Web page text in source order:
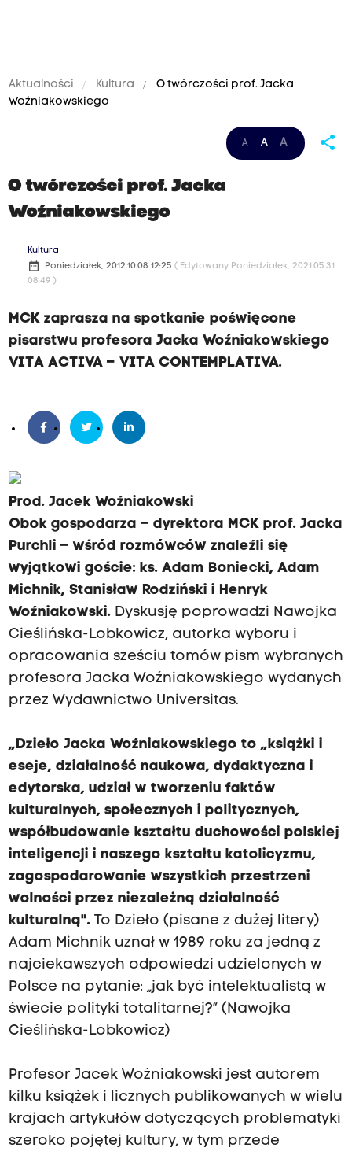
Aktualności Kultura
O twórczości prof. Jacka
Woźniakowskiego
A A A share
O twórczości prof. Jacka
Woźniakowskiego
Kultura
date_range Poniedziałek, 2012.10.08 12:25 ( Edytowany Poniedziałek, 2021.05.31
08:49 )
MCK zaprasza na spotkanie poświęcone
pisarstwu profesora Jacka Woźniakowskiego
VITA ACTIVA – VITA CONTEMPLATIVA.
Prod. Jacek Woźniakowski
Obok gospodarza – dyrektora MCK prof. Jacka
Purchli – wśród rozmówców znaleźli się
wyjątkowi goście: ks. Adam Boniecki, Adam
Michnik, Stanisław Rodziński i Henryk
Woźniakowski.Dyskusję poprowadzi Nawojka
Cieślińska-Lobkowicz, autorka wyboru i
opracowania sześciu tomów pism wybranych
profesora Jacka Woźniakowskiego wydanych
przez Wydawnictwo Universitas.
„Dzieło Jacka Woźniakowskiego to „książki i
eseje, działalność naukowa, dydaktyczna i
edytorska, udział w tworzeniu faktów
kulturalnych, społecznych i politycznych,
współbudowanie kształtu duchowości polskiej
inteligencji i naszego kształtu katolicyzmu,
zagospodarowanie wszystkich przestrzeni
wolności przez niezależną działalność
kulturalną".To Dzieło (pisane z dużej litery)
Adam Michnik uznał w 1989 roku za jedną z
najciekawszych odpowiedzi udzielonych w
Polsce na pytanie: „jak być intelektualistą w
świecie polityki totalitarnej?” (Nawojka
Cieślińska-Lobkowicz)
Profesor Jacek Woźniakowski jest autorem
kilku książek i licznych publikowanych w wielu
krajach artykułów dotyczących problematyki
szeroko pojętej kultury, w tym przede